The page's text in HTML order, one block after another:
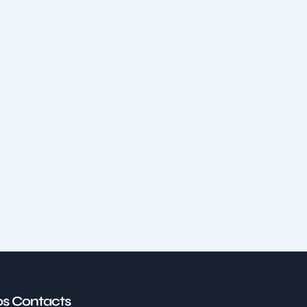
Contacts